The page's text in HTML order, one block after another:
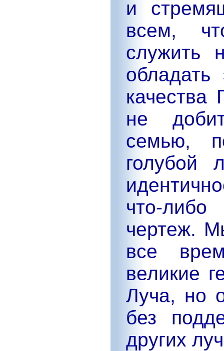
и
всем,
служить
качества
не
семью,
голубой
что-
чертеж.
все
великие
Луча, но
без
других